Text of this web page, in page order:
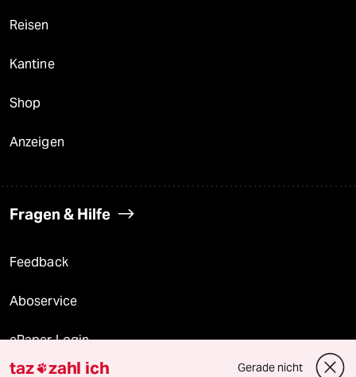
Reisen
Kantine
Shop
Anzeigen
Fragen & Hilfe
Feedback
Aboservice
ePaper Login
taz zahl ich Gerade nicht